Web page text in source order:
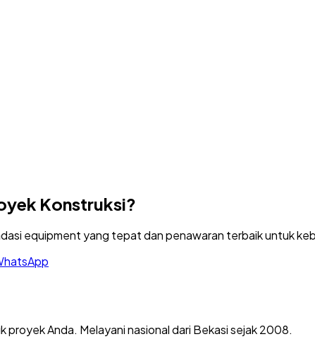
Konstruksi?
equipment yang tepat dan penawaran terbaik untuk
Anda. Melayani nasional dari Bekasi sejak 2008.